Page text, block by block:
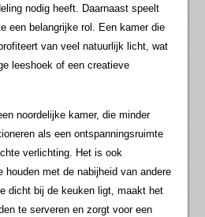
nodig heeft. Daarnaast speelt
een belangrijke rol. Een kamer die
van veel natuurlijk licht, wat
leeshoek of een creatieve
noordelijke kamer, die minder
als een ontspanningsruimte
verlichting. Het is ook
houden met de nabijheid van andere
dicht bij de keuken ligt, maakt het
te serveren en zorgt voor een